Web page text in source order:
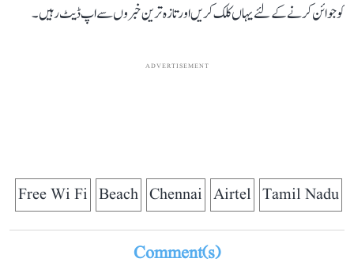
کو جوائن کرنے کے لئے یہاں کلک کریں اور تازہ ترین خبروں سے اپ ڈیٹ رہیں۔
ADVERTISEMENT
Tamil Nadu
Airtel
Chennai
Beach
Free Wi Fi
Comment(s)